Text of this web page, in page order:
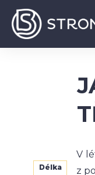
Délka
V
z